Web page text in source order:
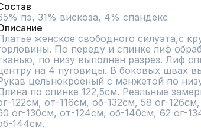
пэ, 31% вискоза, 4% спандекс
женское свободного силуэта,с
По переду и спинке лиф
по низу выполнен разрез. Лиф
на 4 пуговицы. В боковых швах
цельнокроеный с манжетой по
по спинке 122,5см. Реальные
122см, от-116см, об-132см, 58 ог-
ог-130см, от-124см, об-140см, 62 ог-
144см.